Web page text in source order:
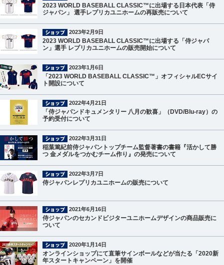
2023 WORLD BASEBALL CLASSIC™に出場する日本代表「侍
ジャパン」 選手レプリカユニホームの再販売について
2023年2月9日
2023 WORLD BASEBALL CLASSIC™に出場する「侍ジャパ
ン」選手 レプリカユニホームの販売開始について
2023年1月6日
「2023 WORLD BASEBALL CLASSIC™」オフィシャルECサイ
ト開設について
2022年4月21日
「侍ジャパンドキュメンタリー 八月の歓喜」（DVD/Blu-ray）の
予約受付について
2022年3月31日
稲葉篤紀前侍ジャパントップチーム監督著書の書籍『活かして勝
つ 金メダルをつかむチーム作り』の発売について
2022年3月7日
侍ジャパンレプリカユニホームの販売について
2021年6月16日
侍ジャパンのセカンドビジターユニホームデザインの商品販売に
ついて
2020年1月14日
オンラインショップにて直筆サインボールなどが当たる「2020新
年スタートキャンペーン」を開催